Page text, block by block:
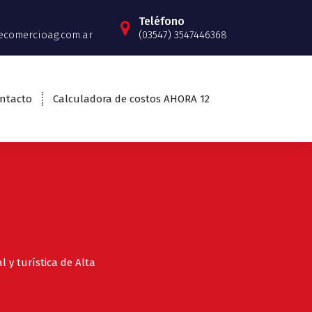
Teléfono
(03547) 3547446368
Calculadora de costos AHORA 12
Conocelos
y turística de Alta